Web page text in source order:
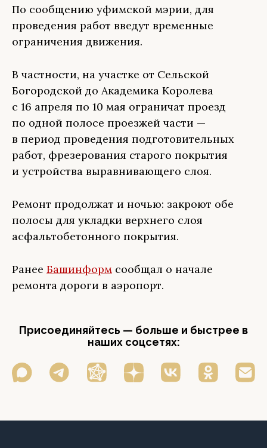
По сообщению уфимской мэрии, для
проведения работ введут временные
ограничения движения.
В частности, на участке от Сельской
Богородской до Академика Королева
с 16 апреля по 10 мая ограничат проезд
по одной полосе проезжей части —
в период проведения подготовительных
работ, фрезерования старого покрытия
и устройства выравнивающего слоя.
Ремонт продолжат и ночью: закроют обе
полосы для укладки верхнего слоя
асфальтобетонного покрытия.
Ранее Башинформ сообщал о начале
ремонта дороги в аэропорт.
Присоединяйтесь — больше и быстрее в
наших соцсетях: